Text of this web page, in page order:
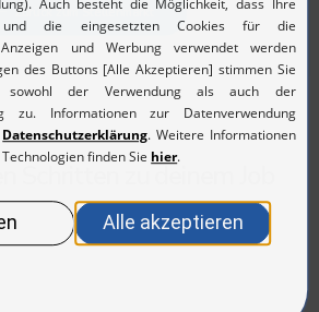
Zurück zum Stellenmarkt
Schritten zu deinem Job